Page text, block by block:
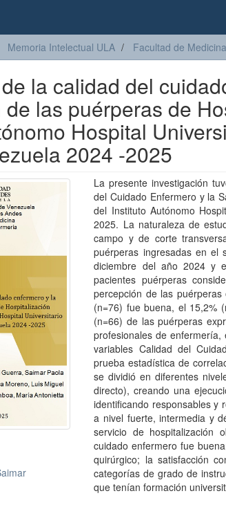
Memoria Intelectual ULA Facultad de Medicina
la calidad del
las puérperas de
Hospital
2024 -2025
La presente investigación
del Cuidado Enfermero y la
del Instituto Autónomo
2025. La naturaleza de
campo y de corte
puérperas ingresadas en el
diciembre del año 2024 y
pacientes puérperas
percepción de las
(n=76) fue buena, el 15,2%
(n=66) de las puérperas
profesionales de
variables Calidad del
prueba estadística de
se dividió en diferentes
directo), creando una
identificando responsables y
a nivel fuerte, intermedia y
servicio de hospitalización
cuidado enfermero fue
quirúrgico; la satisfacción
categorías de grado de
que tenían formación